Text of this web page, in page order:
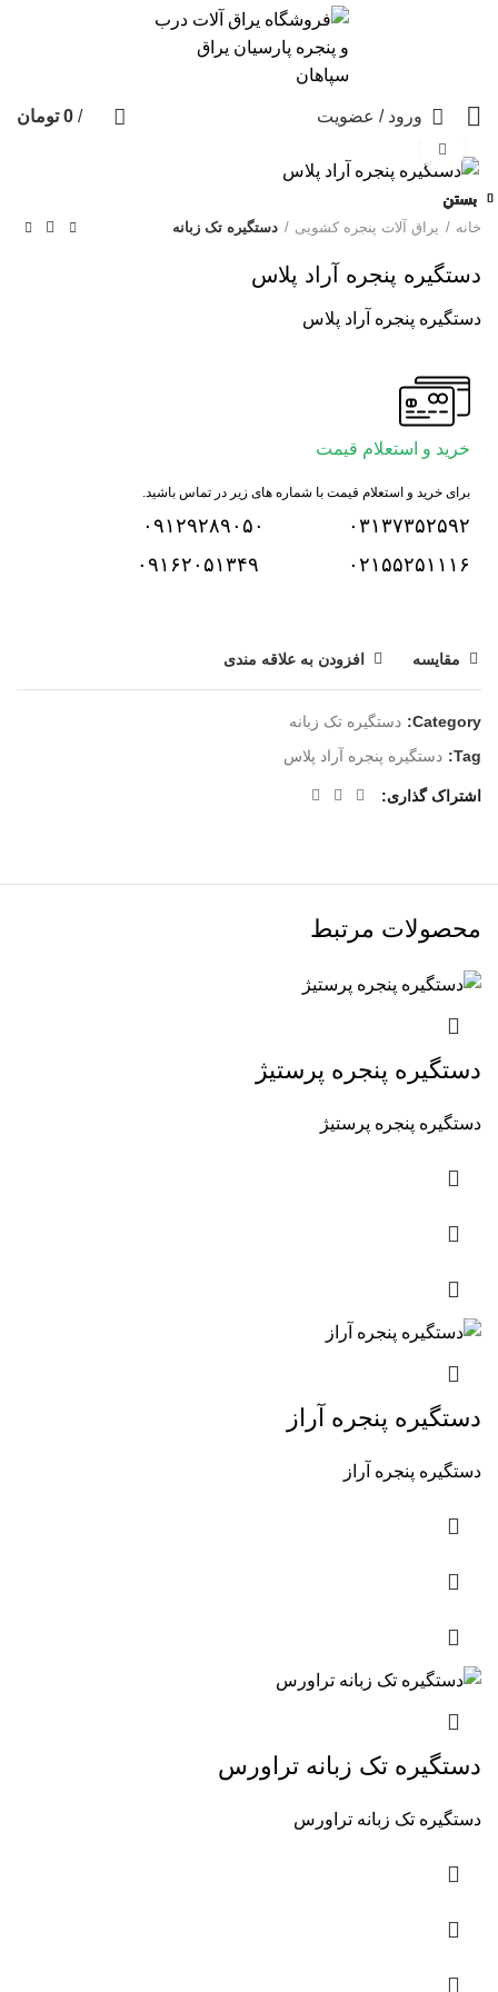
ورود / عضویت /
0 تومان
خانه یراق آلات پنجره کشویی دستگیره تک زبانه
دستگیره پنجره آراد پلاس
دستگیره پنجره آراد پلاس
خرید و استعلام قیمت
برای خرید و استعلام قیمت با شماره های زیر در تماس باشید.
۰۳۱۳۷۳۵۲۵۹۲
۰۹۱۲۹۲۸۹۰۵۰
۰۲۱۵۵۲۵۱۱۱۶
۰۹۱۶۲۰۵۱۳۴۹
مقایسه افزودن به علاقه مندی
Category:
دستگیره تک زبانه
Tag:
دستگیره پنجره آراد پلاس
اشتراک گذاری
محصولات مرتبط
بستن
دستگیره پنجره پرستیژ
دستگیره پنجره پرستیژ
بستن
دستگیره پنجره آراز
دستگیره پنجره آراز
بستن
دستگیره تک زبانه تراورس
دستگیره تک زبانه تراورس
بستن
بستن
بستن
بستن
بستن